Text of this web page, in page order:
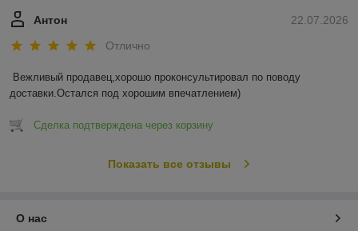
22.07.2026
Антон
Отлично
Вежливый продавец,хорошо проконсультировал по поводу
доставки.Остался под хорошим впечатлением)
Сделка подтверждена через корзину
Показать все отзывы
О нас